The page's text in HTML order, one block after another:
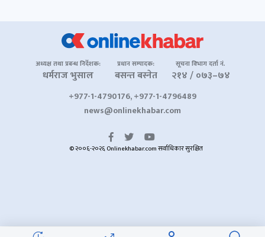
अध्यक्ष तथा प्रबन्ध निर्देशक:
धर्मराज भुसाल
प्रधान सम्पादक:
बसन्त बस्नेत
सूचना विभाग दर्ता नं.
२१४ / ०७३–७४
+977-1-4790176, +977-1-4796489
news@onlinekhabar.com
© २००६-२०२६ Onlinekhabar.com सर्वाधिकार सुरक्षित